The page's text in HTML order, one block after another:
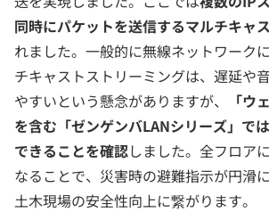
同時にパケットを送信するマルチキャ
れました。一般的に無線ネットワーク
チキャストストリーミングは、遅延や
やすいという懸念がありますが、
「ウ
を含む「ゼンゲンバLANシリーズ」で
できることを確認しました。全フロア
なることで、災害時の避難指示が円滑
土木現場の安全性向上に繋がります。